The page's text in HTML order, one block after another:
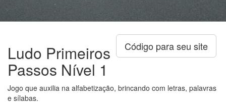
Código para seu site
Ludo Primeiros
Passos Nível 1
Jogo que auxilia na alfabetização, brincando com letras, palavras
e sílabas.